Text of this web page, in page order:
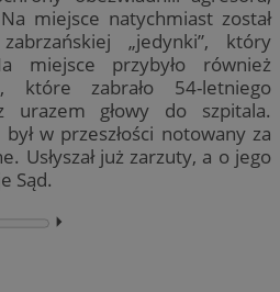
miejsce natychmiast został
„jedynki”, który
miejsce przybyło również
które zabrało 54-letniego
urazem głowy do szpitala.
w przeszłości notowany za
Usłyszał już zarzuty, a o jego
Sąd.
⏵︎